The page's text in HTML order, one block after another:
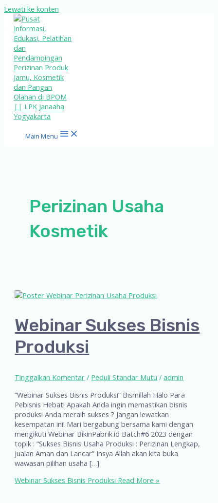
Lewati ke konten
Main Menu
Perizinan Usaha
Kosmetik
Webinar Sukses Bisnis
Produksi
Tinggalkan Komentar / Peduli Standar Mutu /admin
“Webinar Sukses Bisnis Produksi” Bismillah Halo Para
Pebisnis Hebat! Apakah Anda ingin memastikan bisnis
produksi Anda meraih sukses ? Jangan lewatkan
kesempatan ini! Mari bergabung bersama kami dengan
mengikuti Webinar BikinPabrik.id Batch#6 2023 dengan
topik : “Sukses Bisnis Usaha Produksi : Perizinan Lengkap,
Jualan Aman dan Lancar” Insya Allah akan kita buka
wawasan pilihan usaha […]
Webinar Sukses Bisnis Produksi Read More »